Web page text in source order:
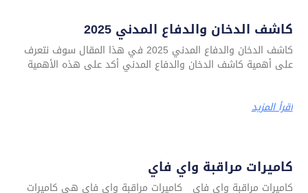
كاشف الدخان والدفاع المدني 2025
كاشف الدخان والدفاع المدني 2025 في هذا المقال سوف نتعرف
على أهمية كاشف الدخان والدفاع المدني أكد على هذه الأهمية
اقرأ المزيد
كاميرات مراقبة واي فاي
كاميرات مراقبة واي فاي كاميرات مراقبة واي فاي هي كاميرات